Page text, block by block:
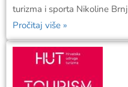
turizma i sporta Nikoline
Pročitaj više »